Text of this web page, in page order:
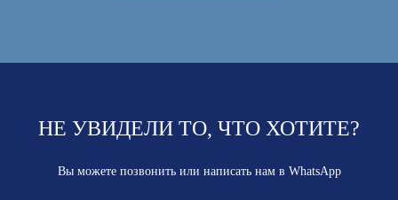
НЕ УВИДЕЛИ ТО, ЧТО ХОТИТЕ?
Вы можете позвонить или написать нам в WhatsApp